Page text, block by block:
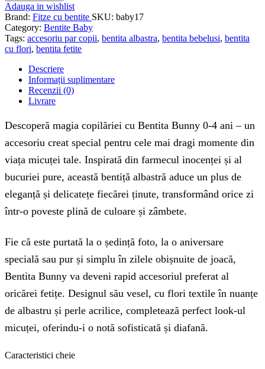
Adauga in wishlist
Brand: Fitze cu bentite SKU: baby17
Category: Bentite Baby
Tags: accesoriu par copii, bentita albastra, bentita bebelusi, bentita
cu flori, bentita fetite
Descriere
Informații suplimentare
Recenzii (0)
Livrare
Descoperă magia copilăriei cu Bentita Bunny 0-4 ani – un
accesoriu creat special pentru cele mai dragi momente din
viața micuței tale. Inspirată din farmecul inocenței și al
bucuriei pure, această bentiță albastră aduce un plus de
eleganță și delicatețe fiecărei ținute, transformând orice zi
într-o poveste plină de culoare și zâmbete.
Fie că este purtată la o ședință foto, la o aniversare
specială sau pur și simplu în zilele obișnuite de joacă,
Bentita Bunny va deveni rapid accesoriul preferat al
oricărei fetițe. Designul său vesel, cu flori textile în nuanțe
de albastru și perle acrilice, completează perfect look-ul
micuței, oferindu-i o notă sofisticată și diafană.
Caracteristici cheie